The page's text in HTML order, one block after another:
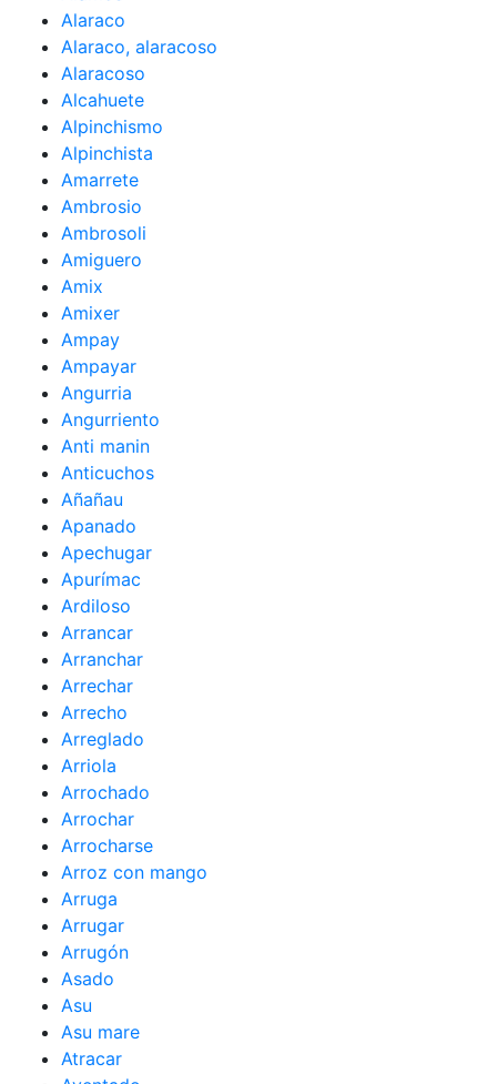
Alaraco
Alaraco, alaracoso
Alaracoso
Alcahuete
Alpinchismo
Alpinchista
Amarrete
Ambrosio
Ambrosoli
Amiguero
Amix
Amixer
Ampay
Ampayar
Angurria
Angurriento
Anti manin
Anticuchos
Añañau
Apanado
Apechugar
Apurímac
Ardiloso
Arrancar
Arranchar
Arrechar
Arrecho
Arreglado
Arriola
Arrochado
Arrochar
Arrocharse
Arroz con mango
Arruga
Arrugar
Arrugón
Asado
Asu
Asu mare
Atracar